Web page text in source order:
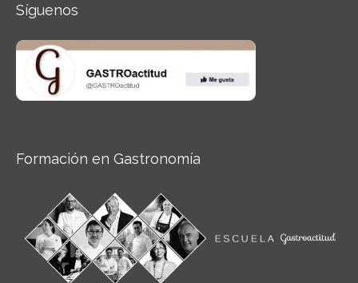
Síguenos
Formación en Gastronomía